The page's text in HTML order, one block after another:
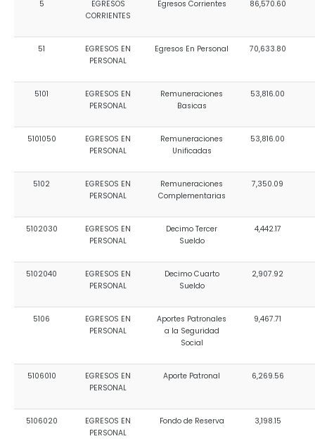
Convocatorias
GESTIÓN ADMINISTRATIVA
Plan Anual Contratación - PAC
Convenios Institucionales
PRESUPUESTO: EJECUCIÓN Y REPORTES
Cédulas presupuestarias y balances
Procesos de contratación
Obras y proyectos
5
EGRESOS
CORRIENTES
Egresos Corrientes 86,570.60
51
EGRESOS EN
PERSONAL
Egresos En Personal 70,633.80
5101
EGRESOS EN
PERSONAL
Remuneraciones
Basicas
53,816.00
5101050
EGRESOS EN
PERSONAL
Remuneraciones
Unificadas
53,816.00
5102
EGRESOS EN
PERSONAL
Remuneraciones
Complementarias
7,350.09
5102030
EGRESOS EN
PERSONAL
Decimo Tercer
Sueldo
4,442.17
5102040
EGRESOS EN
PERSONAL
Decimo Cuarto
Sueldo
2,907.92
5106
EGRESOS EN
PERSONAL
Aportes Patronales
a la Seguridad
Social
9,467.71
5106010
EGRESOS EN
PERSONAL
Aporte Patronal 6,269.56
5106020
EGRESOS EN
PERSONAL
Fondo de Reserva 3,198.15